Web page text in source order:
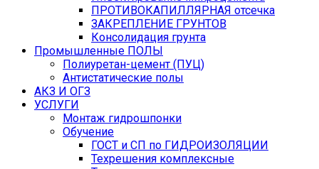
ПРОТИВОКАПИЛЛЯРНАЯ отсечка
ЗАКРЕПЛЕНИЕ ГРУНТОВ
Консолидация грунта
Промышленные ПОЛЫ
Полиуретан-цемент (ПУЦ)
Антистатические полы
АКЗ И ОГЗ
УСЛУГИ
Монтаж гидрошпонки
Обучение
ГОСТ и СП по ГИДРОИЗОЛЯЦИИ
Техрешения комплексные